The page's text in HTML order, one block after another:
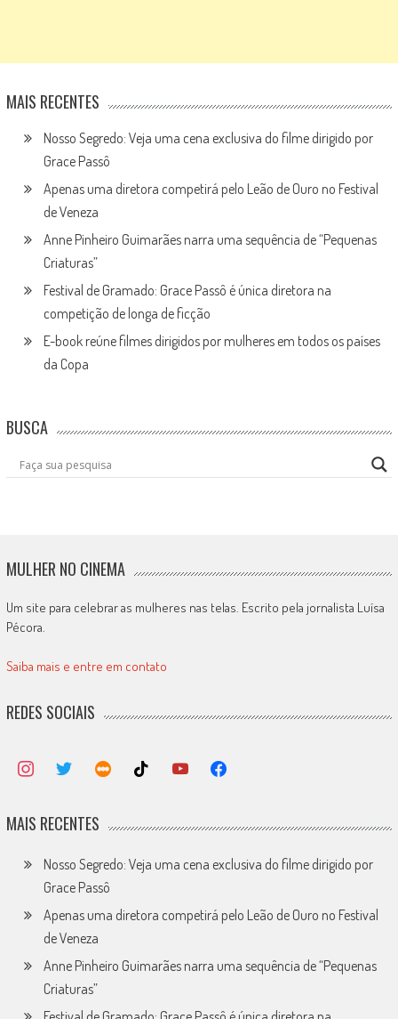
MAIS RECENTES
Nosso Segredo: Veja uma cena exclusiva do filme dirigido por
Grace Passô
Apenas uma diretora competirá pelo Leão de Ouro no Festival
de Veneza
Anne Pinheiro Guimarães narra uma sequência de “Pequenas
Criaturas”
Festival de Gramado: Grace Passô é única diretora na
competição de longa de ficção
E-book reúne filmes dirigidos por mulheres em todos os países
da Copa
BUSCA
MULHER NO CINEMA
Um site para celebrar as mulheres nas telas. Escrito pela jornalista Luísa
Pécora.
Saiba mais e entre em contato
REDES SOCIAIS
MAIS RECENTES
Nosso Segredo: Veja uma cena exclusiva do filme dirigido por
Grace Passô
Apenas uma diretora competirá pelo Leão de Ouro no Festival
de Veneza
Anne Pinheiro Guimarães narra uma sequência de “Pequenas
Criaturas”